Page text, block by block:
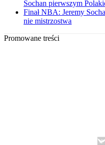
Sochan pierwszym
Finał NBA: Jeremy
nie mistrzostwa
Promowane treści